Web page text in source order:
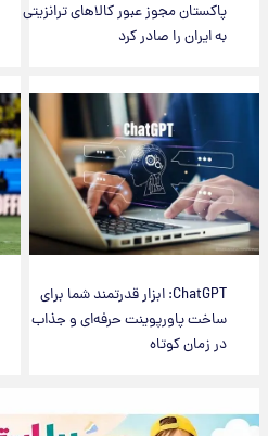
پاکستان مجوز عبور کالاهای ترانزیتی
به ایران را صادر کرد
ChatGPT: ابزار قدرتمند شما برای
ساخت پاورپوینت حرفه‌ای و جذاب
در زمان کوتاه